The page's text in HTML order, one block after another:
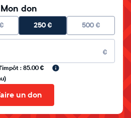
Mon don
€ 250€ 500 €
€
: 85.00 €
un don